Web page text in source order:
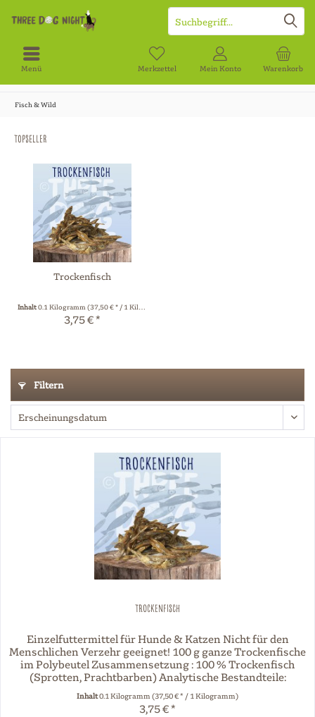
Menü Warenkorb
Merkzettel Mein Konto
Fisch & Wild
Topseller
Trockenfisch
Inhalt0.1 Kilogramm (37,50 € * / 1 Kilogramm)
3,75 € *
Filtern
Trockenfisch
Einzelfuttermittel für Hunde & Katzen Nicht für den
Menschlichen Verzehr geeignet! 100 g ganze Trockenfische
im Polybeutel Zusammensetzung : 100 % Trockenfisch
(Sprotten, Prachtbarben) Analytische Bestandteile:
Rohprotein 63,7 % Rohfett...
Inhalt0.1 Kilogramm(37,50 € * / 1 Kilogramm)
3,75 € *